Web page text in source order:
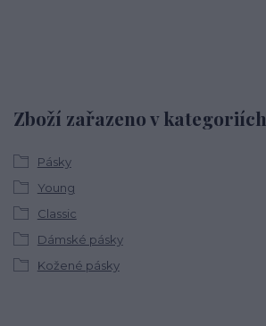
Zboží zařazeno v kategoriích
Pásky
Young
Classic
Dámské pásky
Kožené pásky